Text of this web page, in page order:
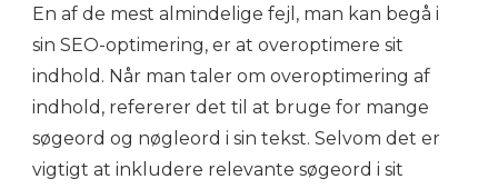
En af de mest almindelige fejl, man kan begå i
sin SEO-optimering, er at overoptimere sit
indhold. Når man taler om overoptimering af
indhold, refererer det til at bruge for mange
søgeord og nøgleord i sin tekst. Selvom det er
vigtigt at inkludere relevante søgeord i sit